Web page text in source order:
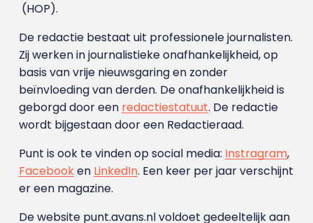
(HOP).
De redactie bestaat uit professionele journalisten.
Zij werken in journalistieke onafhankelijkheid, op
basis van vrije nieuwsgaring en zonder
beïnvloeding van derden. De onafhankelijkheid is
geborgd door een redactiestatuut. De redactie
wordt bijgestaan door een Redactieraad.
Punt is ook te vinden op social media: Instragram,
Facebooken LinkedIn. Een keer per jaar verschijnt
er een magazine.
De website punt.avans.nl voldoet gedeeltelijk aan